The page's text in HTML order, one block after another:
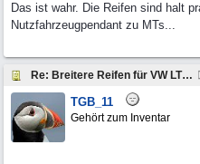
Das ist wahr. Die Reifen sind halt
Nutzfahrzeugpendant zu MTs...
Re: Breitere Reifen für VW LT 45 4x4
TGB_11
Gehört zum Inventar